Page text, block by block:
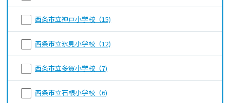
西条市立神戸小学校（15)
西条市立氷見小学校（12)
西条市立多賀小学校（7)
西条市立石根小学校（6)